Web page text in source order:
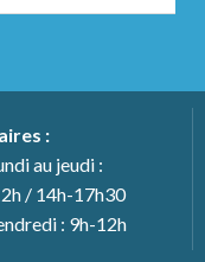
:
au jeudi :
/ 14h-17h30
: 9h-12h